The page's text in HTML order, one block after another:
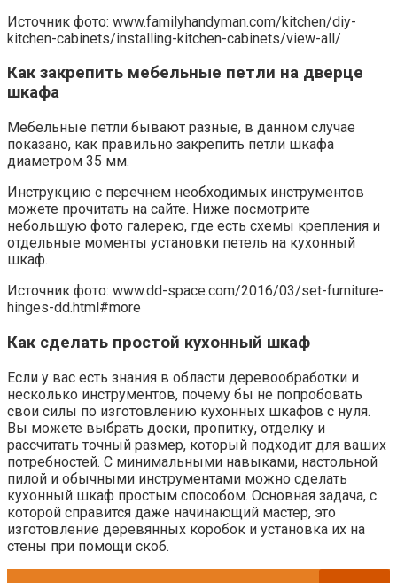
Источник фото: www.familyhandyman.com/kitchen/diy-
kitchen-cabinets/installing-kitchen-cabinets/view-all/
Как закрепить мебельные петли на дверце
шкафа
Мебельные петли бывают разные, в данном случае
показано, как правильно закрепить петли шкафа
диаметром 35 мм.
Инструкцию с перечнем необходимых инструментов
можете прочитать на сайте. Ниже посмотрите
небольшую фото галерею, где есть схемы крепления и
отдельные моменты установки петель на кухонный
шкаф.
Источник фото: www.dd-space.com/2016/03/set-furniture-
hinges-dd.html#more
Как сделать простой кухонный шкаф
Если у вас есть знания в области деревообработки и
несколько инструментов, почему бы не попробовать
свои силы по изготовлению кухонных шкафов с нуля.
Вы можете выбрать доски, пропитку, отделку и
рассчитать точный размер, который подходит для ваших
потребностей. С минимальными навыками, настольной
пилой и обычными инструментами можно сделать
кухонный шкаф простым способом. Основная задача, с
которой справится даже начинающий мастер, это
изготовление деревянных коробок и установка их на
стены при помощи скоб.